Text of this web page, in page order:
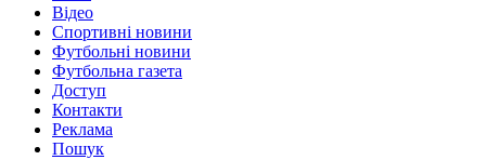
Відео
Спортивні новини
Футбольні новини
Футбольна газета
Доступ
Контакти
Реклама
Пошук